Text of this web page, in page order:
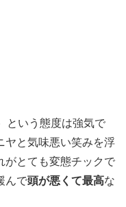
という態度は強気で
ヤと気味悪い笑みを浮
がとても変態チックで
んで頭が悪くて最高な